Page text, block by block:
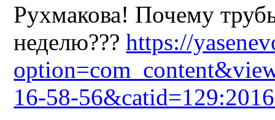
Рухмакова! Почему
неделю???https://
16-58-